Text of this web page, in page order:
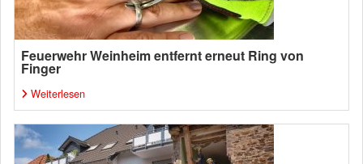
Feuerwehr Weinheim entfernt erneut Ring von
Finger
Weiterlesen